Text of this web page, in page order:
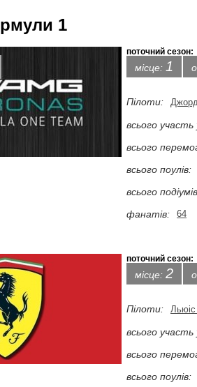
1
поточний сезон:
місце: 1
Пілоти:
всього участь
всього
всього поулів:
всього
фанатів:
64
поточний сезон:
місце: 2
Пілоти: Льюіс
всього участь
всього
всього поулів: